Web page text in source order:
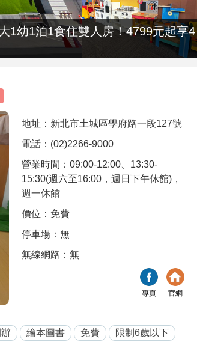
1幼1泊1食住雙人房！4799元起享4
地址：新北市土城區學府路一段127號
電話：(02)2266-9000
營業時間：09:00-12:00、13:30-
15:30(週六至16:00，週日下午休館)，
週一休館
價位：免費
停車場：無
無線網路：無
專頁 官網
繪本圖書 免費
限制6歲以下